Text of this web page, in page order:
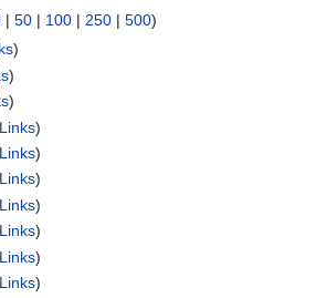
| 50 | 100 | 250 | 500)
)
)
)
)
)
)
)
)
)
)